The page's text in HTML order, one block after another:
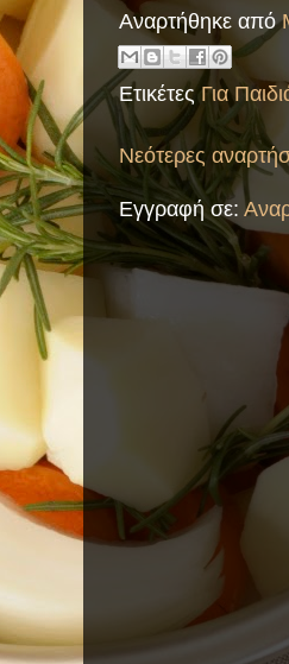
Αναρτήθηκε από
ΕτικέτεςΓια
Νεότερες
Εγγραφή σε: